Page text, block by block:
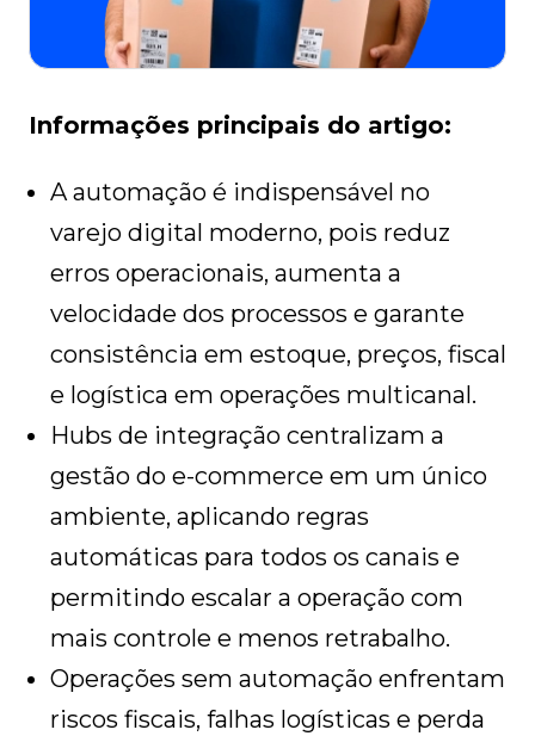
Informações principais do artigo:
A automação é indispensável no
varejo digital moderno, pois reduz
erros operacionais, aumenta a
velocidade dos processos e garante
consistência em estoque, preços, fiscal
e logística em operações multicanal.
Hubs de integração centralizam a
gestão do e-commerce em um único
ambiente, aplicando regras
automáticas para todos os canais e
permitindo escalar a operação com
mais controle e menos retrabalho.
Operações sem automação enfrentam
riscos fiscais, falhas logísticas e perda